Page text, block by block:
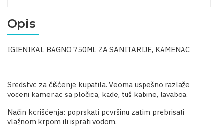
Opis
IGIENIKAL BAGNO 750ML ZA SANITARIJE, KAMENAC
Sredstvo za čišćenje kupatila. Veoma uspešno razlaže
vodeni kamenac sa pločica, kade, tuš kabine, lavaboa.
Način korišćenja: poprskati površinu zatim prebrisati
vlažnom krpom ili isprati vodom.